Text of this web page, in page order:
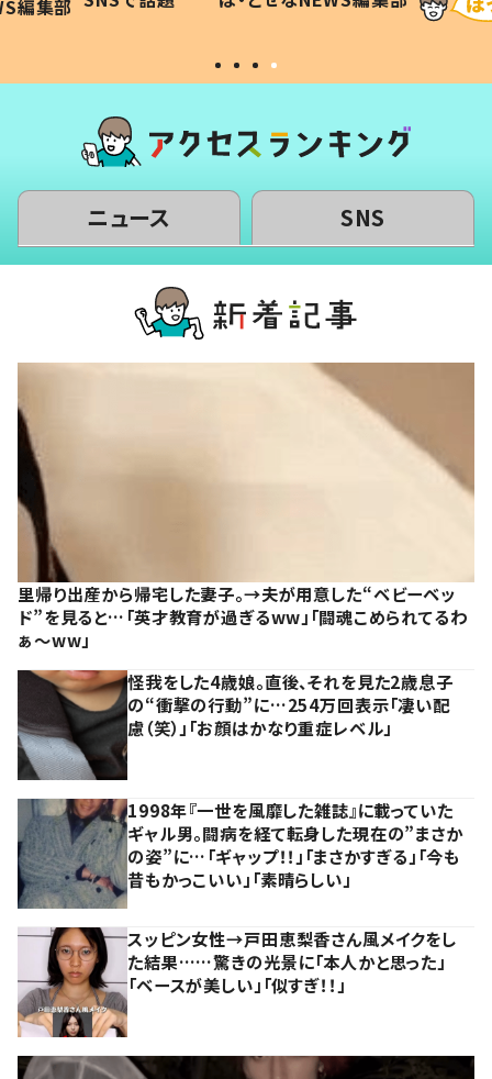
編集部 #令和の子
い」
ニュース SNS
里帰り出産から帰宅した妻子。→夫が用意した“ベビーベッ
ド”を見ると…「英才教育が過ぎるww」「闘魂こめられてるわ
ぁ～ww」
怪我をした4歳娘。直後、それを見た2歳息子
の“衝撃の行動”に…254万回表示「凄い配
慮（笑）」「お顔はかなり重症レベル」
1998年『一世を風靡した雑誌』に載っていた
ギャル男。闘病を経て転身した現在の”まさか
の姿”に…「ギャップ！！」「まさかすぎる」「今も
昔もかっこいい」「素晴らしい」
スッピン女性→戸田恵梨香さん風メイクをし
た結果……驚きの光景に「本人かと思った」
「ベースが美しい」「似すぎ！！」